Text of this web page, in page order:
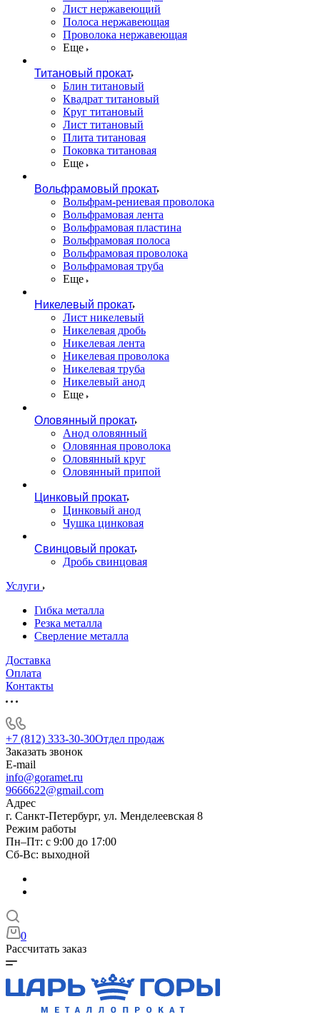
Лист нержавеющий
Полоса нержавеющая
Проволока нержавеющая
Еще
Титановый прокат
Блин титановый
Квадрат титановый
Круг титановый
Лист титановый
Плита титановая
Поковка титановая
Еще
Вольфрамовый прокат
Вольфрам-рениевая проволока
Вольфрамовая лента
Вольфрамовая пластина
Вольфрамовая полоса
Вольфрамовая проволока
Вольфрамовая труба
Еще
Никелевый прокат
Лист никелевый
Никелевая дробь
Никелевая лента
Никелевая проволока
Никелевая труба
Никелевый анод
Еще
Оловянный прокат
Анод оловянный
Оловянная проволока
Оловянный круг
Оловянный припой
Цинковый прокат
Цинковый анод
Чушка цинковая
Свинцовый прокат
Дробь свинцовая
Услуги
Гибка металла
Резка металла
Сверление металла
Доставка
Оплата
Контакты
+7 (812) 333-30-30Отдел продаж
Заказать звонок
E-mail
info@goramet.ru
9666622@gmail.com
Адрес
г. Санкт-Петербург, ул. Менделеевская 8
Режим работы
Пн–Пт: с 9:00 до 17:00
Сб-Вс: выходной
0
Рассчитать заказ